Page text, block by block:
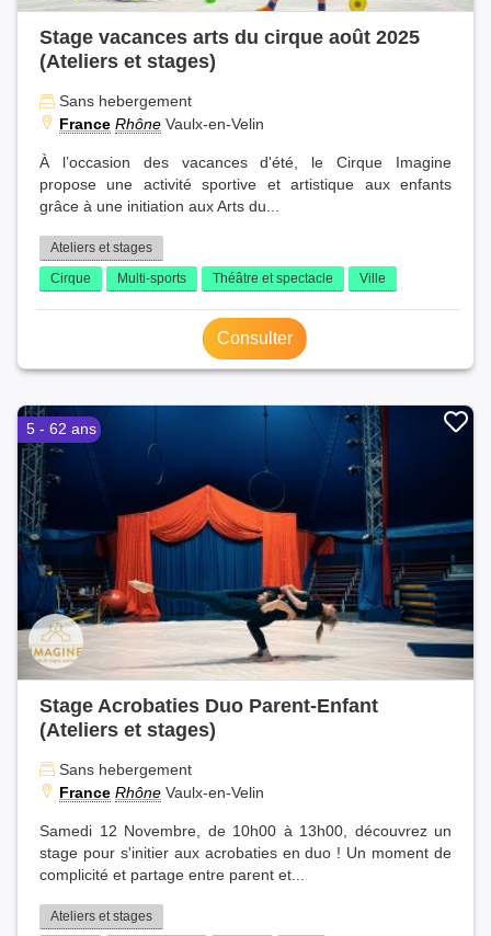
Stage vacances arts du cirque août 2025
(Ateliers et stages)
Sans hebergement
France Rhône Vaulx-en-Velin
À l’occasion des vacances d'été, le Cirque Imagine
propose une activité sportive et artistique aux enfants
grâce à une initiation aux Arts du...
Ateliers et stages
Cirque
Multi-sports Théâtre et spectacle Ville
Consulter
5 - 62 ans
Stage Acrobaties Duo Parent-Enfant
(Ateliers et stages)
Sans hebergement
France Rhône Vaulx-en-Velin
Samedi 12 Novembre, de 10h00 à 13h00, découvrez un
stage pour s'initier aux acrobaties en duo ! Un moment de
complicité et partage entre parent et...
Ateliers et stages